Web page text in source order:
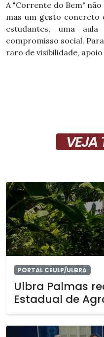
A "Corrente do Bem"
mas um gesto concreto
estudantes, uma
compromisso social.
raro de visibilidade,
VEJA
PORTAL CEULP/ULBRA
Ulbra Palmas
Estadual de